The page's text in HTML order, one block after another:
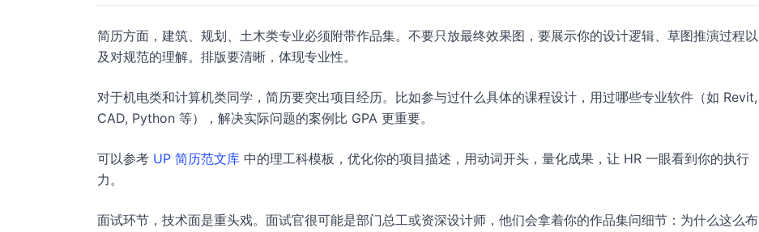
简历方面，建筑、规划、土木类专业必须附带作品集。不要只放最终效果图，要展示你的设计逻辑、草图推演过程以
及对规范的理解。排版要清晰，体现专业性。
对于机电类和计算机类同学，简历要突出项目经历。比如参与过什么具体的课程设计，用过哪些专业软件（如 Revit,
CAD, Python 等），解决实际问题的案例比 GPA 更重要。
可以参考 UP 简历范文库 中的理工科模板，优化你的项目描述，用动词开头，量化成果，让 HR 一眼看到你的执行
力。
面试环节，技术面是重头戏。面试官很可能是部门总工或资深设计师，他们会拿着你的作品集问细节：为什么这么布